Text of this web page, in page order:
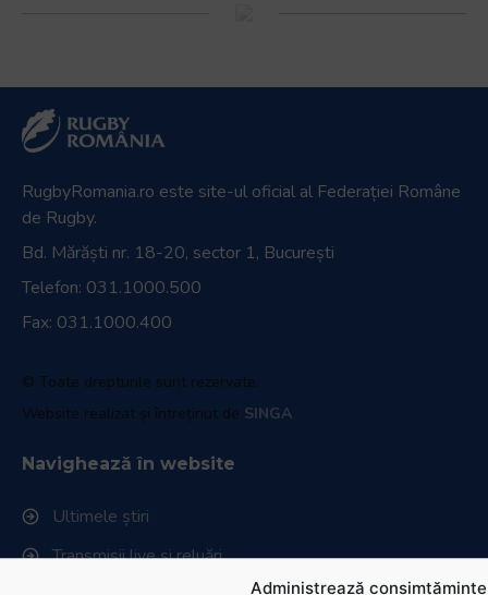
Administrează
RugbyRomania.ro este site-ul oficial al Federației Române
de Rugby.
Bd. Mărăști nr. 18-20, sector 1, București
Telefon: 031.1000.500
Fax: 031.1000.400
© Toate drepturile sunt rezervate.
Website realizat și întreținut de SINGA
Navighează în website
Ultimele știri
Transmisii live și reluări